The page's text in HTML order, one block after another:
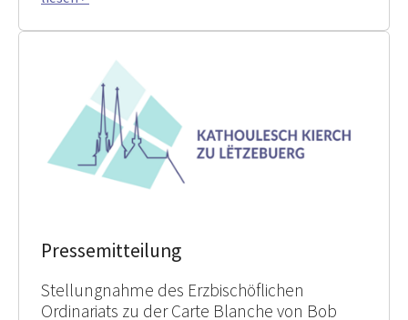
Pressemitteilung
Stellungnahme des Erzbischöflichen
Ordinariats zu der Carte Blanche von Bob